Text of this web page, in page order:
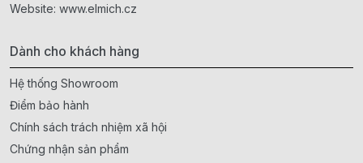
Website: www.elmich.cz
Dành cho khách hàng
Hệ thống Showroom
Điểm bảo hành
Chính sách trách nhiệm xã hội
Chứng nhận sản phẩm